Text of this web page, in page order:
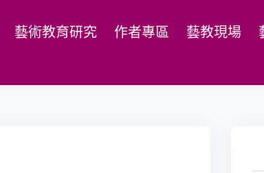
藝術教育研究 作者專區 藝教現場